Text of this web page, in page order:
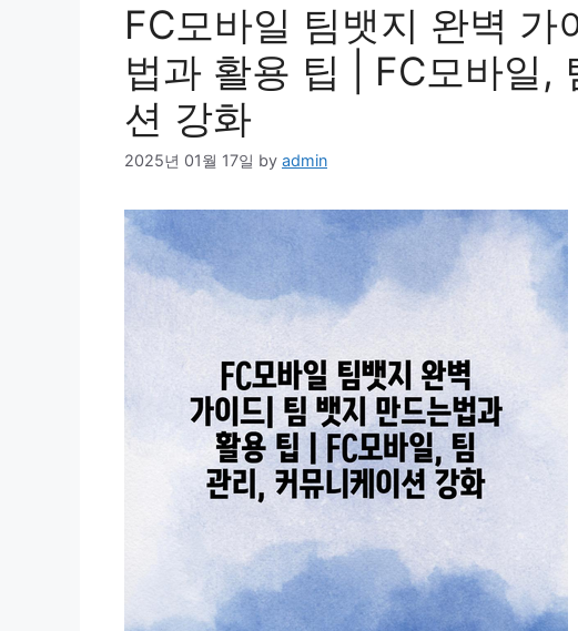
FC모바일 팀뱃지 완벽 가
법과 활용 팁 | FC모바일,
션 강화
2025년 01월 17일 by admin